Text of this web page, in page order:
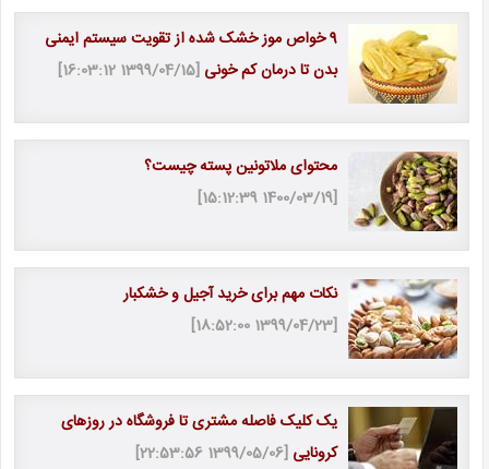
9 خواص موز خشک شده از تقویت سیستم ایمنی
بدن تا درمان کم خونی [1399/04/15 16:03:12]
محتوای ملاتونین پسته چیست؟
[1400/03/19 15:12:39]
نکات مهم برای خرید آجیل و خشکبار
[1399/04/23 18:52:00]
یک کلیک فاصله مشتری تا فروشگاه در روزهای
کرونایی [1399/05/06 22:53:56]